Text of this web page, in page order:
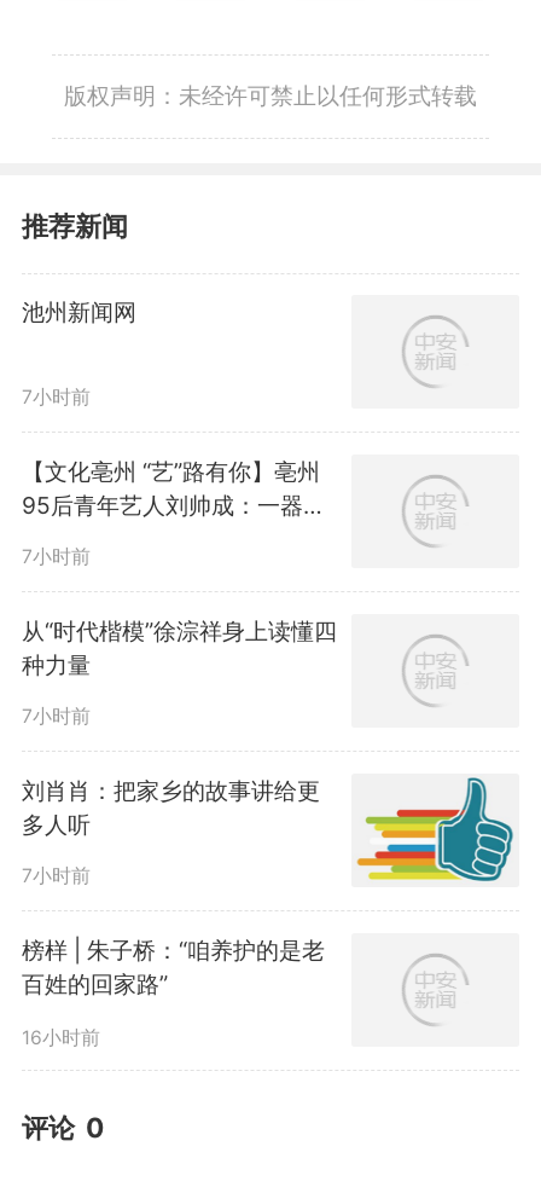
版权声明：未经许可禁止以任何形式转载
推荐新闻
池州新闻网
7小时前
【文化亳州 “艺”路有你】亳州
95后青年艺人刘帅成：一器一
7小时前
从“时代楷模”徐淙祥身上读懂四
种力量
7小时前
刘肖肖：把家乡的故事讲给更
多人听
7小时前
榜样 | 朱子桥：“咱养护的是老
百姓的回家路”
16小时前
评论 0